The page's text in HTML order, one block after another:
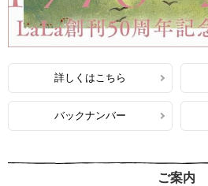
詳しくはこちら
バックナンバー
ご案内